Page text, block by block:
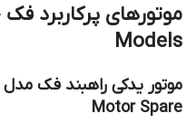
Models
Motor Spare